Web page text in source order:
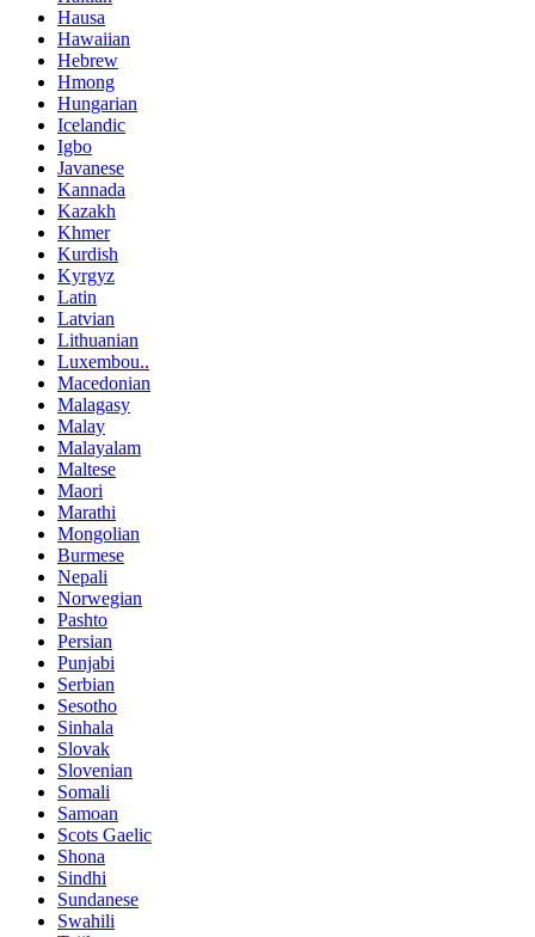
Hausa
Hawaiian
Hebrew
Hmong
Hungarian
Icelandic
Igbo
Javanese
Kannada
Kazakh
Khmer
Kurdish
Kyrgyz
Latin
Latvian
Lithuanian
Luxembou..
Macedonian
Malagasy
Malay
Malayalam
Maltese
Maori
Marathi
Mongolian
Burmese
Nepali
Norwegian
Pashto
Persian
Punjabi
Serbian
Sesotho
Sinhala
Slovak
Slovenian
Somali
Samoan
Scots Gaelic
Shona
Sindhi
Sundanese
Swahili